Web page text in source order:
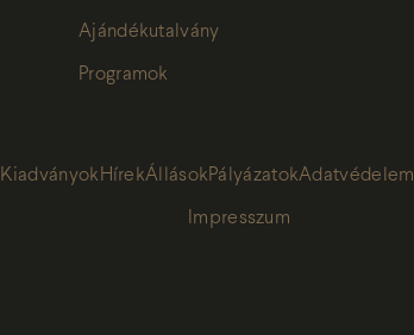
Ajándékutalvány
Programok
Kiadványok HírekÁllások PályázatokAdatvédelem
Impresszum